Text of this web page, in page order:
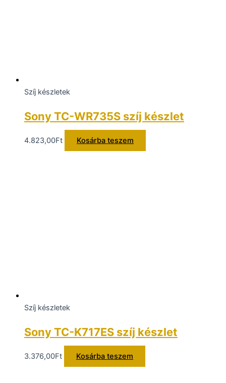
Szíj készletek
Sony TC-WR735S szíj készlet
4.823,00Ft Kosárba teszem
Szíj készletek
Sony TC-K717ES szíj készlet
3.376,00Ft Kosárba teszem